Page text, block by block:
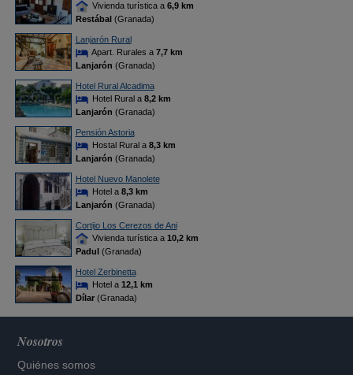
Vivienda turística a 6,9 km
Restábal(Granada)
Lanjarón Rural
Apart. Rurales a 7,7 km
Lanjarón (Granada)
Hotel Rural Alcadima
Hotel Rural a 8,2 km
Lanjarón (Granada)
Pensión Astoria
Hostal Rural a 8,3 km
Lanjarón (Granada)
Hotel Nuevo Manolete
Hotel a 8,3 km
Lanjarón (Granada)
Cortijo Los Cerezos de Ani
Vivienda turística a 10,2 km
Padul(Granada)
Hotel Zerbinetta
Hotel a 12,1 km
Dílar(Granada)
Nosotros
Quiénes somos